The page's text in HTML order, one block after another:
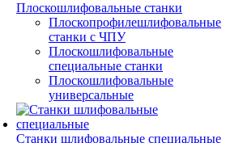
Плоскошлифовальные станки
Плоскопрофилешлифовальные
станки с ЧПУ
Плоскошлифовальные
специальные станки
Плоскошлифовальные
универсальные
Станки шлифовальные специальные